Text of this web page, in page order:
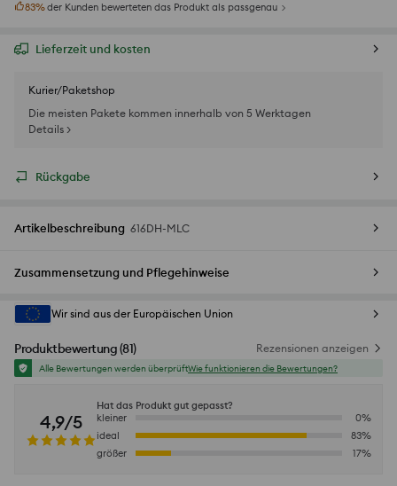
83%der Kunden bewerteten das Produkt als passgenau
Lieferzeit und kosten
Kurier/Paketshop
Die meisten Pakete kommen innerhalb von 5 Werktagen
Details >
Rückgabe
Artikelbeschreibung 616DH-MLC
Zusammensetzung und Pflegehinweise
Wir sind aus der Europäischen Union
Produktbewertung(81) Rezensionen anzeigen
Alle Bewertungen werden überprüftWie funktionieren die Bewertungen?
4,9/5
Hat das Produkt gut gepasst?
kleiner
0%
ideal
83%
größer
17%